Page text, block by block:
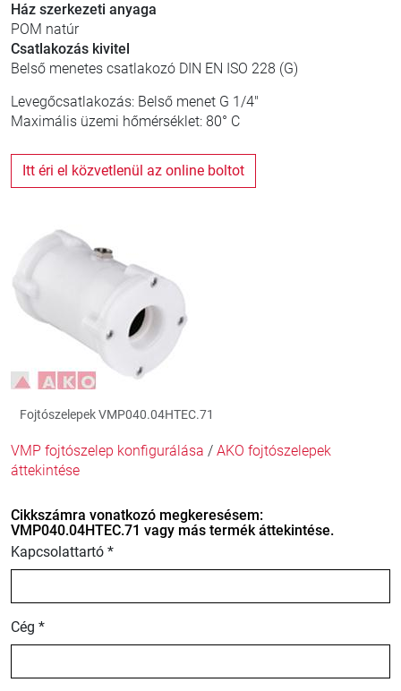
Ház szerkezeti anyaga
POM natúr
Csatlakozás kivitel
Belső menetes csatlakozó DIN EN ISO 228 (G)
Levegőcsatlakozás: Belső menet G 1/4"
Maximális üzemi hőmérséklet: 80° C
Itt éri el közvetlenül az online boltot
Fojtószelepek VMP040.04HTEC.71
VMP fojtószelep konfigurálása / AKO fojtószelepek
áttekintése
Cikkszámra vonatkozó megkeresésem:
VMP040.04HTEC.71 vagy más termék áttekintése.
Kapcsolattartó *
Cég *